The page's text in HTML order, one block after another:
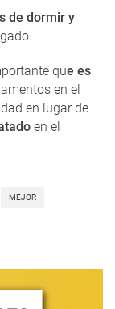
de dormir y
que es
en el
en lugar de
en el
MEJOR